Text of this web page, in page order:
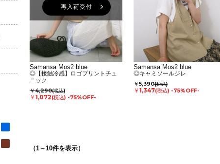
再入荷受付
Samansa Mos2 blue
◎【接触冷感】ロゴプリントチュ
ニック
￥4,290(税込)
￥1,072(税込) -75%OFF-
Samansa Mos2 blue
◎キャミソールジレ
￥5,390(税込)
￥1,347(税込) -75%OFF-
（1～10件を表示）